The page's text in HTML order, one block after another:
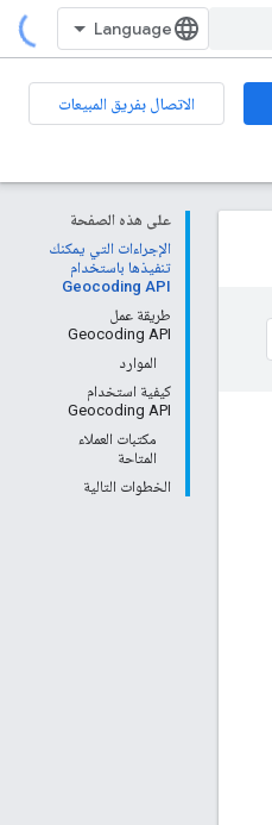
الاتصال بفريق المبيعات
على هذه الصفحة
الإجراءات التي يمكنك
تنفيذها باستخدام
Geocoding API
طريقة عمل
Geocoding API
الموارد
كيفية استخدام
Geocoding API
مكتبات العملاء
المتاحة
الخطوات التالية